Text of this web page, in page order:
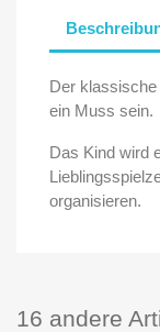
Der
ein Muss sein.
Das Kind wird
organisieren.
16 andere